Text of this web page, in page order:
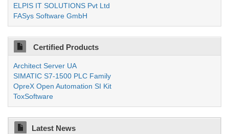
ELPIS IT SOLUTIONS Pvt Ltd
FASys Software GmbH
Certified Products
Architect Server UA
SIMATIC S7-1500 PLC Family
OpreX Open Automation SI Kit
ToxSoftware
Latest News